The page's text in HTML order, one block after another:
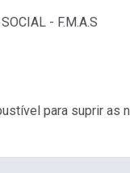
- F.M.A.S
para suprir